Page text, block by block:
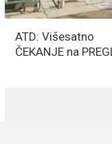
ATD: Višesatno
ČEKANJE na